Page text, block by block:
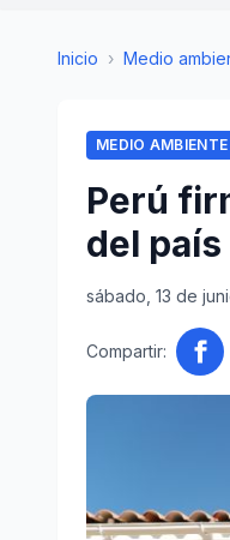
Inicio › Medio
MEDIO AMBIENTE
Perú
del
sábado, 13 de
Compartir: